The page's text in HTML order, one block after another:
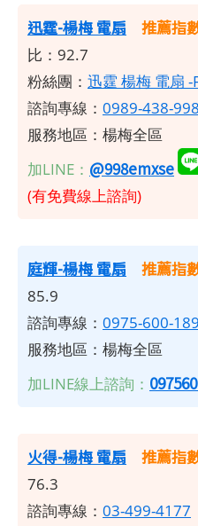
​迅霆-楊梅 電扇 推薦
比：92.7
粉絲團： 迅霆 楊梅 電扇 -
諮詢專線： 0989-438-998
服務地區：楊梅全區
加LINE： @998emxse
(有免費線上諮詢)
庭輝-楊梅 電扇 推薦
85.9
諮詢專線： 0975-600-189
服務地區：楊梅全區
加LINE線上諮詢：
火得-楊梅 電扇 推薦
76.3
諮詢專線： 03-499-4177